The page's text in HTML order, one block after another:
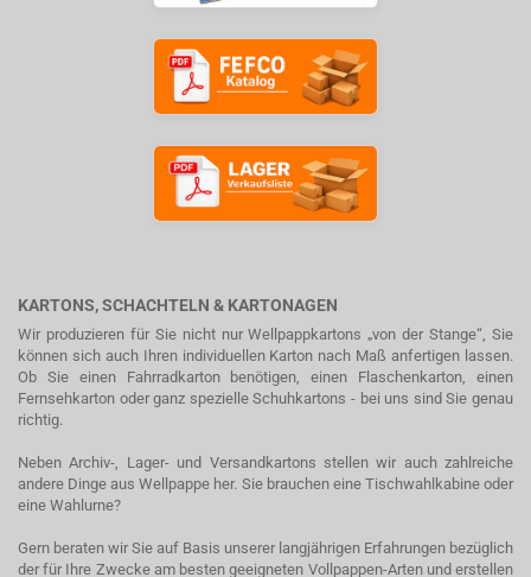
KARTONS, SCHACHTELN & KARTONAGEN
Wir produzieren für Sie nicht nur Wellpappkartons „von der Stange“, Sie
können sich auch Ihren individuellen Karton nach Maß anfertigen lassen.
Ob Sie einen Fahrradkarton benötigen, einen Flaschenkarton, einen
Fernsehkarton oder ganz spezielle Schuhkartons - bei uns sind Sie genau
richtig.
Neben Archiv-, Lager- und Versandkartons stellen wir auch zahlreiche
andere Dinge aus Wellpappe her. Sie brauchen eine Tischwahlkabine oder
eine Wahlurne?
Gern beraten wir Sie auf Basis unserer langjährigen Erfahrungen bezüglich
der für Ihre Zwecke am besten geeigneten Vollpappen-Arten und erstellen